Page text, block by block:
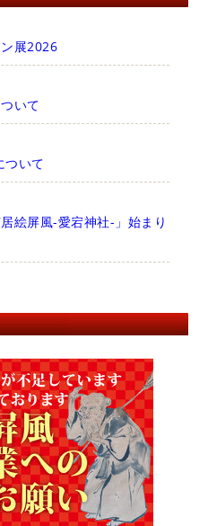
展2026
いて
ついて
絵屏風-愛宕神社-」始まり
した
ートー絵金蔵に響く、 水
度夏の特別展